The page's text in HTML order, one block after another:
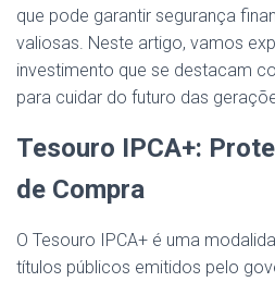
que pode garantir segurança
valiosas. Neste artigo, vamos
investimento que se destacam
para cuidar do futuro das
Tesouro IPCA+:
de Compra
O Tesouro IPCA+ é uma
títulos públicos emitidos pelo